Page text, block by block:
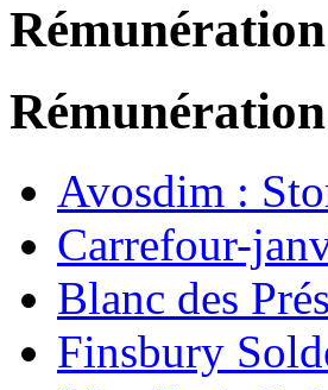
Avosdim :
Carrefour-
Blanc des
Finsbury